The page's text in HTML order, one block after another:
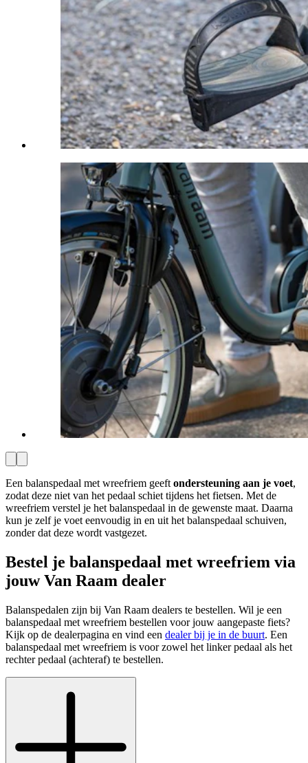
Een balanspedaal met wreefriem geeft ondersteuning aan je voet,
zodat deze niet van het pedaal schiet tijdens het fietsen. Met de
wreefriem verstel je het balanspedaal in de gewenste maat. Daarna
kun je zelf je voet eenvoudig in en uit het balanspedaal schuiven,
zonder dat deze wordt vastgezet.
Bestel je balanspedaal met wreefriem via
jouw Van Raam dealer
Balanspedalen zijn bij Van Raam dealers te bestellen. Wil je een
balanspedaal met wreefriem bestellen voor jouw aangepaste fiets?
Kijk op de dealerpagina en vind een dealer bij je in de buurt. Een
balanspedaal met wreefriem is voor zowel het linker pedaal als het
rechter pedaal (achteraf) te bestellen.